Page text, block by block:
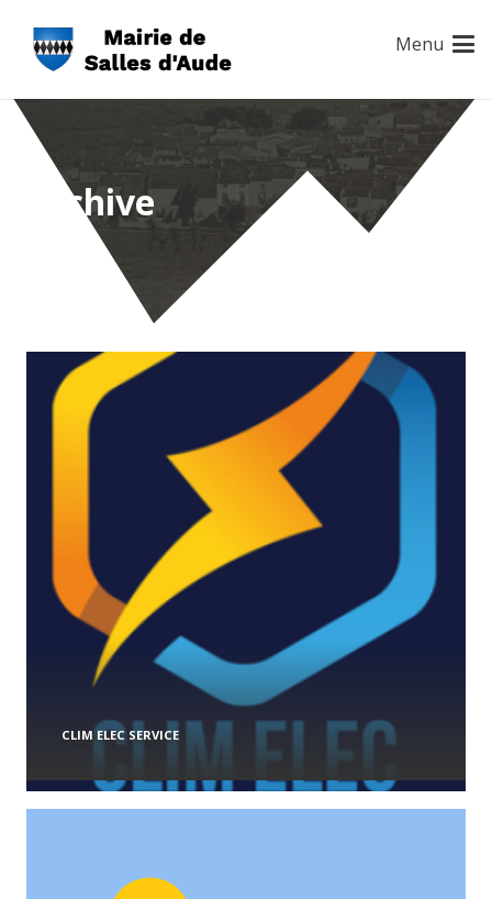
Menu
Archive
CLIM ELEC SERVICE